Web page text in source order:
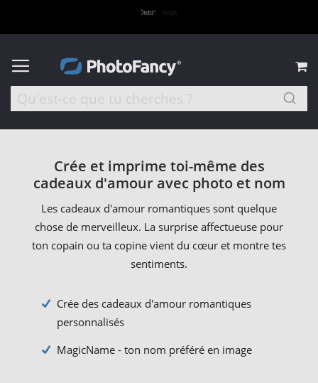
Crée et imprime toi-même des
cadeaux d'amour avec photo et nom
Les cadeaux d'amour romantiques sont quelque
chose de merveilleux. La surprise affectueuse pour
ton copain ou ta copine vient du cœur et montre tes
sentiments.
Crée des cadeaux d'amour romantiques
personnalisés
MagicName - ton nom préféré en image